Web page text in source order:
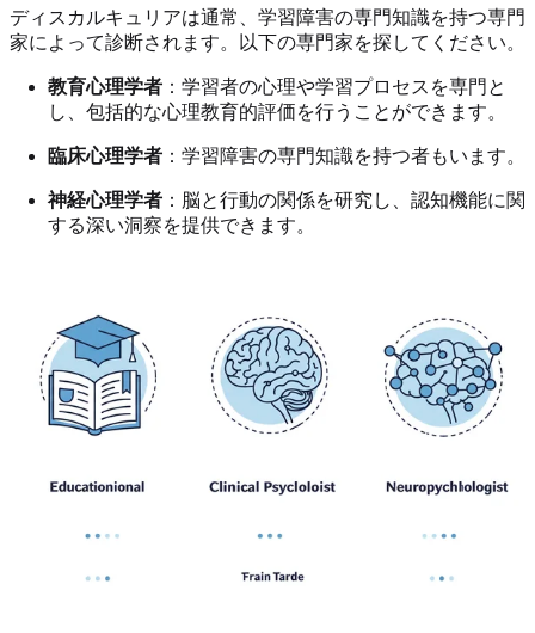
ディスカルキュリアは通常、学習障害の専門知識を持つ専門
家によって診断されます。以下の専門家を探してください。
教育心理学者 ：学習者の心理や学習プロセスを専門と
し、包括的な心理教育的評価を行うことができます。
臨床心理学者 ：学習障害の専門知識を持つ者もいます。
神経心理学者 ：脳と行動の関係を研究し、認知機能に関
する深い洞察を提供できます。